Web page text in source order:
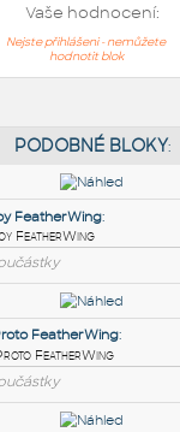
Vaše hodnocení:
Nejste přihlášeni - nemůžete
hodnotit blok
PODOBNÉ
Joy FeatherWing